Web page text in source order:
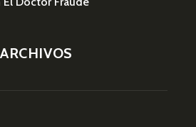
ARCHIVOS